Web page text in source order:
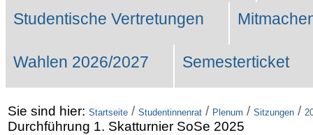
Studentische Vertretungen
Wahlen 2026/2027 Semesterticket
Sie sind hier: Startseite / Studentinnenrat / Plenum / Sitzungen /
Durchführung 1. Skatturnier SoSe 2025